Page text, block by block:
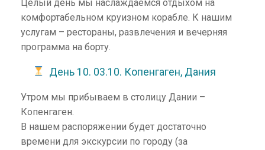
Целый день мы наслаждаемся отдыхом на
комфортабельном круизном корабле. К нашим
услугам – рестораны, развлечения и вечерняя
программа на борту.
День 10. 03.10. Копенгаген, Дания
Утром мы прибываем в столицу Дании –
Копенгаген.
В нашем распоряжении будет достаточно
времени для экскурсии по городу (за